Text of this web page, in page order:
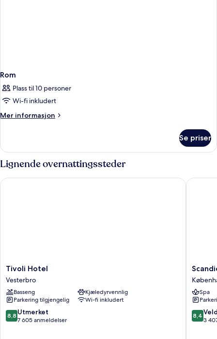
Rom
Plass til 10 personer
Wi-fi inkludert
Mer informasjon
Mer
Se priser
Lignende overnattingssteder
Tivoli
Hotel
Vesterbro
Tivoli Hotel
Vesterbro
Basseng
Kjæledyrvennlig
Parkering tilgjengelig
Wi-fi inkludert
8.8
av
8,8 Utmerket
7 605 anmeldelser
Tivoli Hotel
Scandic
sentrum
Spa
8.4
av
8,4
3
Scandic